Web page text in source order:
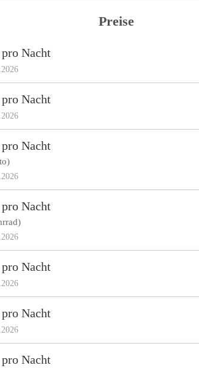
Preise
Nacht
Nacht
Nacht
Nacht
Nacht
Nacht
Nacht